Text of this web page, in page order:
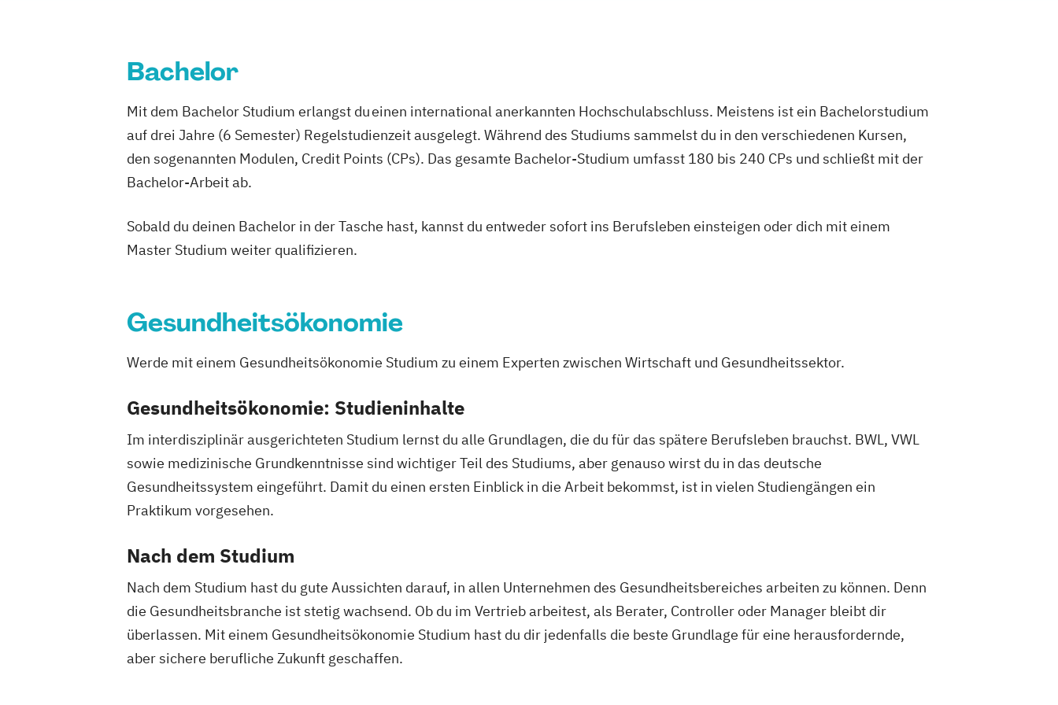
Bachelor
Mit dem Bachelor Studium erlangst du einen international anerkannten Hochschulabschluss. Meistens ist ein Bachelorstudium
auf drei Jahre (6 Semester) Regelstudienzeit ausgelegt. Während des Studiums sammelst du in den verschiedenen Kursen,
den sogenannten Modulen, Credit Points (CPs). Das gesamte Bachelor-Studium umfasst 180 bis 240 CPs und schließt mit der
Bachelor-Arbeit ab.
Sobald du deinen Bachelor in der Tasche hast, kannst du entweder sofort ins Berufsleben einsteigen oder dich mit einem
Master Studium weiter qualifizieren.
Gesundheitsökonomie
Werde mit einem Gesundheitsökonomie Studium zu einem Experten zwischen Wirtschaft und Gesundheitssektor.
Gesundheitsökonomie: Studieninhalte
Im interdisziplinär ausgerichteten Studium lernst du alle Grundlagen, die du für das spätere Berufsleben brauchst. BWL, VWL
sowie medizinische Grundkenntnisse sind wichtiger Teil des Studiums, aber genauso wirst du in das deutsche
Gesundheitssystem eingeführt. Damit du einen ersten Einblick in die Arbeit bekommst, ist in vielen Studiengängen ein
Praktikum vorgesehen.
Nach dem Studium
Nach dem Studium hast du gute Aussichten darauf, in allen Unternehmen des Gesundheitsbereiches arbeiten zu können. Denn
die Gesundheitsbranche ist stetig wachsend. Ob du im Vertrieb arbeitest, als Berater, Controller oder Manager bleibt dir
überlassen. Mit einem Gesundheitsökonomie Studium hast du dir jedenfalls die beste Grundlage für eine herausfordernde,
aber sichere berufliche Zukunft geschaffen.